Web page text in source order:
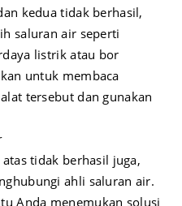
kedua tidak berhasil,
saluran air seperti
listrik atau bor
untuk membaca
tersebut dan gunakan
tidak berhasil juga,
ahli saluran air.
Anda menemukan solusi